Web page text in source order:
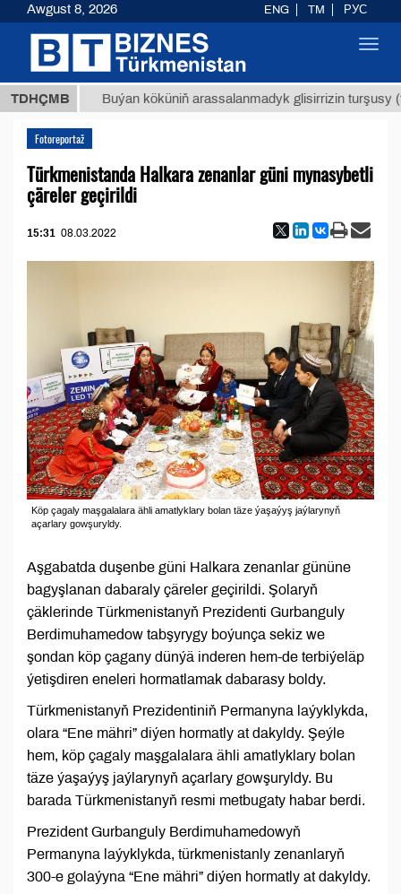
TDHÇMBBuýan köküniň arassalanmadyk glisirrizin turşusy (t.)
Fotoreportaž
Türkmenistanda Halkara zenanlar güni mynasybetli
çäreler geçirildi
15:31 08.03.2022
Köp çagaly maşgalalara ähli amatlyklary bolan täze ýaşaýyş jaýlarynyň
açarlary gowşuryldy.
Aşgabatda duşenbe güni Halkara zenanlar gününe
bagyşlanan dabaraly çäreler geçirildi. Şolaryň
çäklerinde Türkmenistanyň Prezidenti Gurbanguly
Berdimuhamedow tabşyrygy boýunça sekiz we
şondan köp çagany dünýä inderen hem-de terbiýeläp
ýetişdiren eneleri hormatlamak dabarasy boldy.
Türkmenistanyň Prezidentiniň Permanyna laýyklykda,
olara “Ene mähri” diýen hormatly at dakyldy. Şeýle
hem, köp çagaly maşgalalara ähli amatlyklary bolan
täze ýaşaýyş jaýlarynyň açarlary gowşuryldy. Bu
barada Türkmenistanyň resmi metbugaty habar berdi.
Prezident Gurbanguly Berdimuhamedowyň
Permanyna laýyklykda, türkmenistanly zenanlaryň
300-e golaýyna “Ene mähri” diýen hormatly at dakyldy.
Awgust 8, 2026 ENG TM РУС